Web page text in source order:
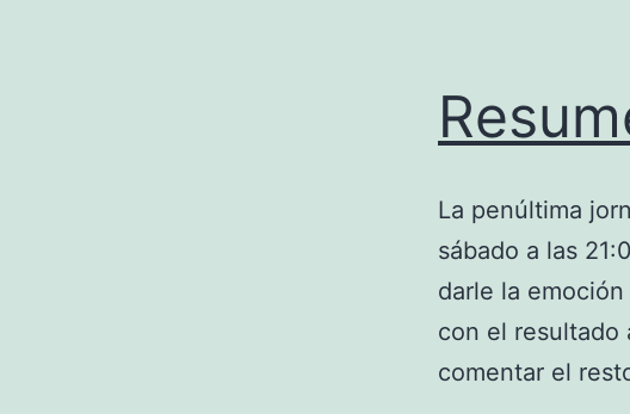
La penúltima
sábado a las
darle la
con el resultado
comentar el